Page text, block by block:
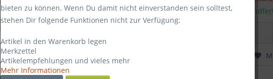
Sofort
bieten zu können. Wenn Du damit nicht einverstanden sein solltest,
stehen Dir folgende Funktionen nicht zur Verfügung:
Artikel in den Warenkorb legen
Merkzettel
Artikelempfehlungen und vieles mehr
Mehr Informationen